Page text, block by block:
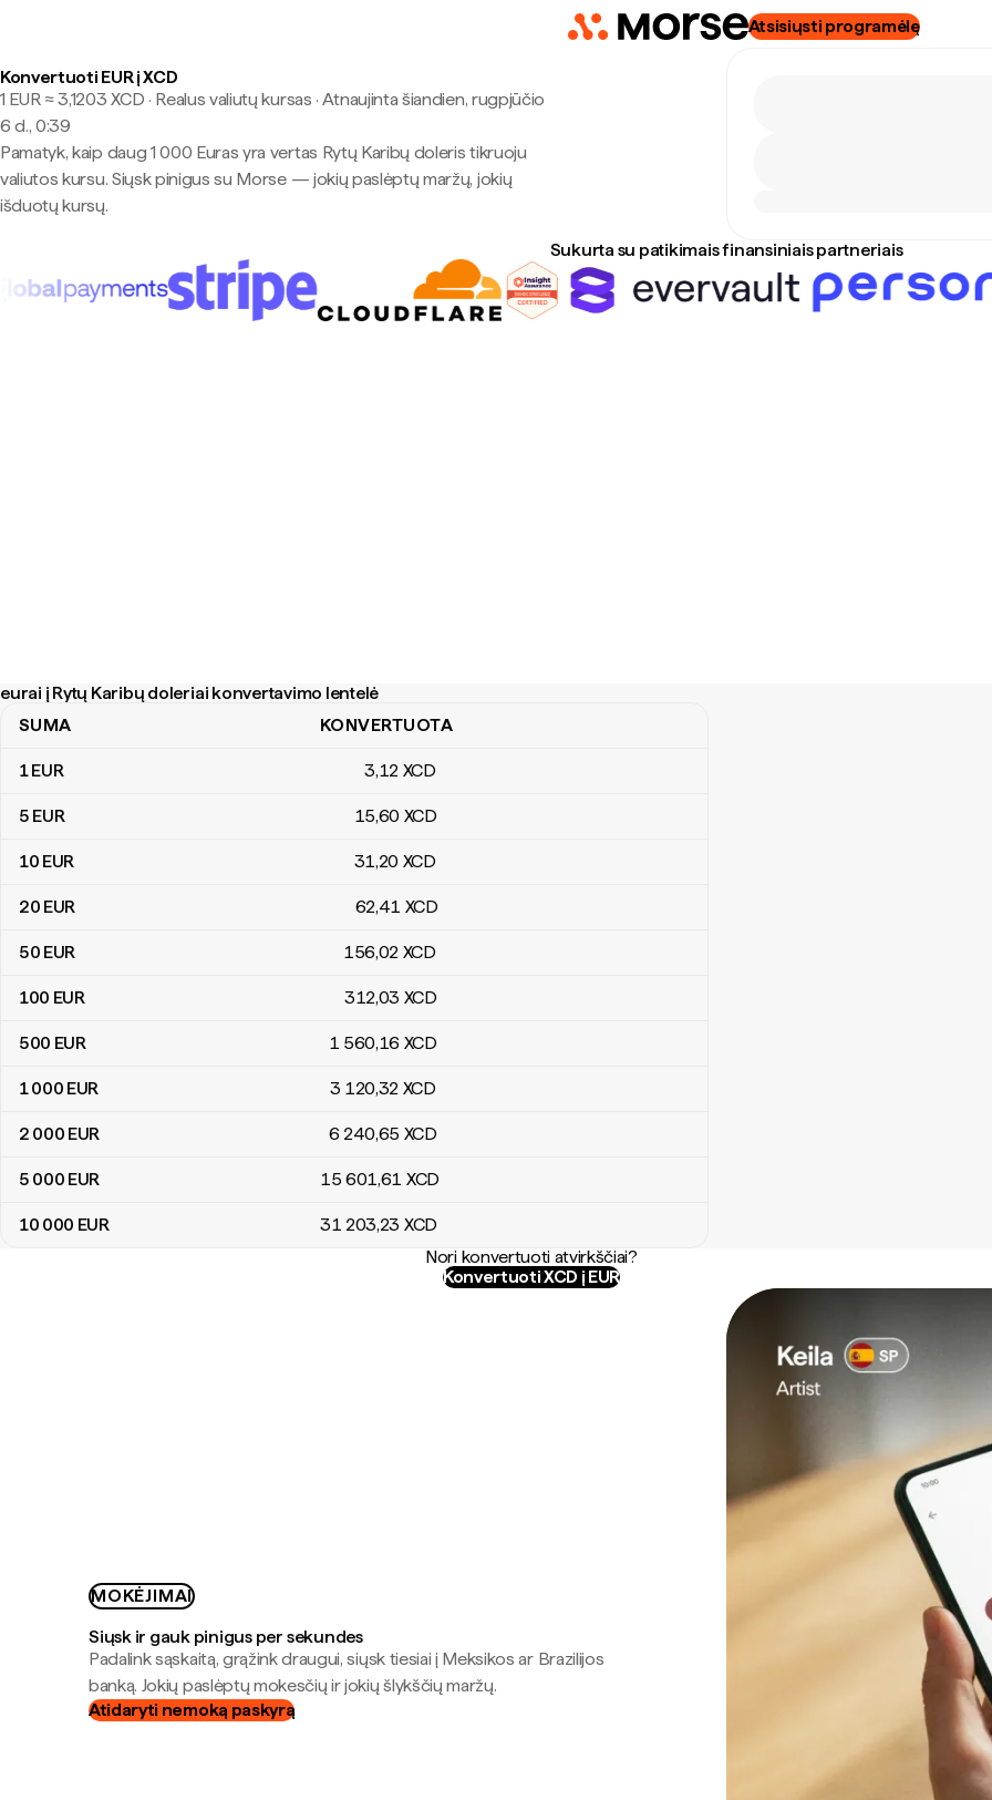
Atsisiųsti programėlę
Konvertuoti EUR į XCD
1 EUR ≈ 3,1203 XCD · Realus valiutų kursas · Atnaujinta šiandien, rugpjūčio
6 d., 0:39
Pamatyk, kaip daug 1 000 Euras yra vertas Rytų Karibų doleris tikruoju
valiutos kursu. Siųsk pinigus su Morse — jokių paslėptų maržų, jokių
išduotų kursų.
Sukurta su patikimais finansiniais partneriais
eurai į Rytų Karibų doleriai konvertavimo lentelė
eurai į Rytų Karibų doleriai konvertavimo lentelė
SUMA KONVERTUOTA
1EUR 3,12 XCD
5 EUR 15,60 XCD
10 EUR 31,20 XCD
20 EUR 62,41 XCD
50 EUR 156,02 XCD
100 EUR 312,03 XCD
500 EUR 1 560,16 XCD
1 000 EUR 3 120,32 XCD
2 000 EUR 6 240,65 XCD
5 000 EUR 15 601,61 XCD
10 000 EUR 31 203,23 XCD
Nori konvertuoti atvirkščiai?
Konvertuoti XCD į EUR
MOKĖJIMAI
Siųsk ir gauk pinigus per sekundes
Padalink sąskaitą, grąžink draugui, siųsk tiesiai į Meksikos ar Brazilijos
banką. Jokių paslėptų mokesčių ir jokių šlykščių maržų.
Atidaryti nemoką paskyrą